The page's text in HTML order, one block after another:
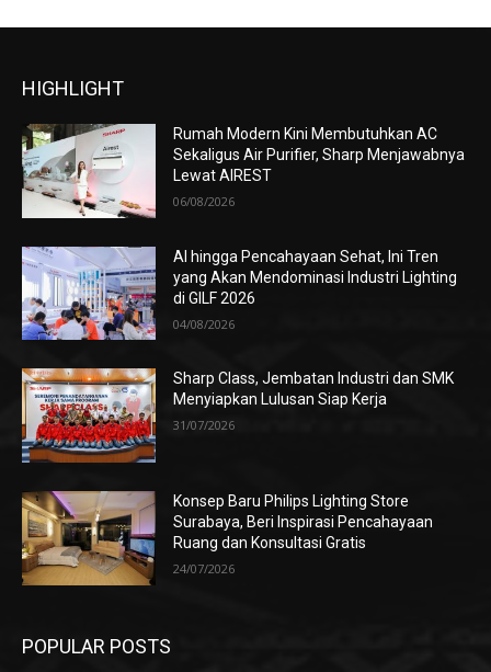
HIGHLIGHT
Rumah Modern Kini Membutuhkan AC
Sekaligus Air Purifier, Sharp Menjawabnya
Lewat AIREST
06/08/2026
AI hingga Pencahayaan Sehat, Ini Tren
yang Akan Mendominasi Industri Lighting
di GILF 2026
04/08/2026
Sharp Class, Jembatan Industri dan SMK
Menyiapkan Lulusan Siap Kerja
31/07/2026
Konsep Baru Philips Lighting Store
Surabaya, Beri Inspirasi Pencahayaan
Ruang dan Konsultasi Gratis
24/07/2026
POPULAR POSTS